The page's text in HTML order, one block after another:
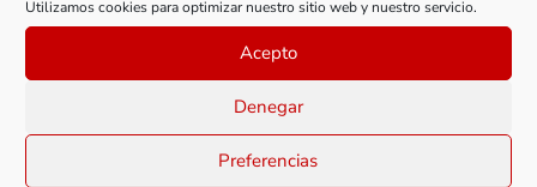
Utilizamos cookies para optimizar nuestro sitio web y nuestro servicio.
Acepto
Denegar
Preferencias
una fuente de inspiración y aprendizaje para
cualquier modelista… ¿te animas?
Todas las clases de este curso